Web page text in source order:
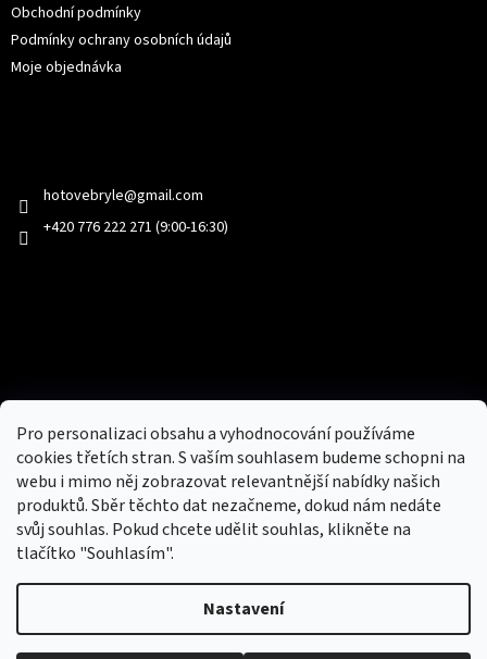
Pro personalizaci obsahu a vyhodnocování používáme
cookies třetích stran. S vaším souhlasem budeme schopni na
webu i mimo něj zobrazovat relevantnější nabídky našich
produktů. Sběr těchto dat nezačneme, dokud nám nedáte
svůj souhlas. Pokud chcete udělit souhlas, klikněte na
tlačítko "Souhlasím".
Nastavení
Obchodní podmínky
Podmínky ochrany osobních údajů
Moje objednávka
hotovebryle@gmail.com
+420 776 222 271 (9:00-16:30)
Přijímáme online platby
Nový obchod s batohy, cestovními zavazadly, tašky a peněženky